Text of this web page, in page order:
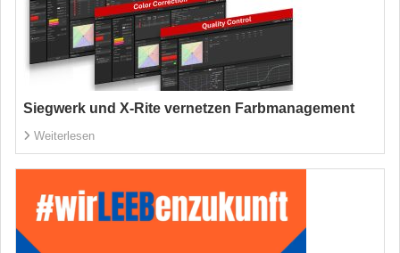
Siegwerk und X-Rite vernetzen Farbmanagement
Weiterlesen